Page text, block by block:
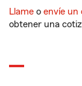
Llame o envíe un
obtener una